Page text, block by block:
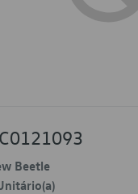
Beetle